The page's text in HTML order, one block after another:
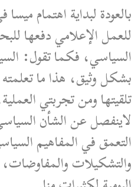
بالعودة لبداية اهتمام
للعمل الإعلامي دفعها
السياسي، فكما تقول:
بشكل وثيق، هذا ما تعلمته
تلقيتها ومن تجربتي
لاينفصل عن الشأن
التعمق في المفاهيم
والتشكيلات